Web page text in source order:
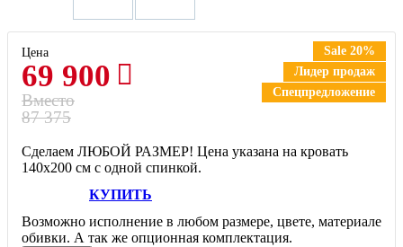
Цена
69 900
Sale 20%
Лидер продаж
Спецпредложение
Вместо
87 375
Сделаем ЛЮБОЙ РАЗМЕР! Цена указана на кровать
140х200 см с одной спинкой.
КУПИТЬ
Возможно исполнение в любом размере, цвете, материале
обивки. А так же опционная комплектация.